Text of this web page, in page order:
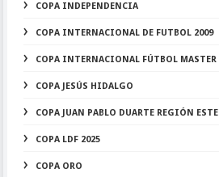
COPA INDEPENDENCIA
COPA INTERNACIONAL DE FUTBOL 2009
COPA INTERNACIONAL FÚTBOL MASTER
COPA JESÚS HIDALGO
COPA JUAN PABLO DUARTE REGIÓN ESTE
COPA LDF 2025
COPA ORO